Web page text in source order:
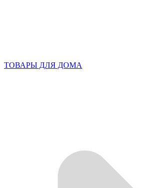
ТОВАРЫ ДЛЯ ДОМА